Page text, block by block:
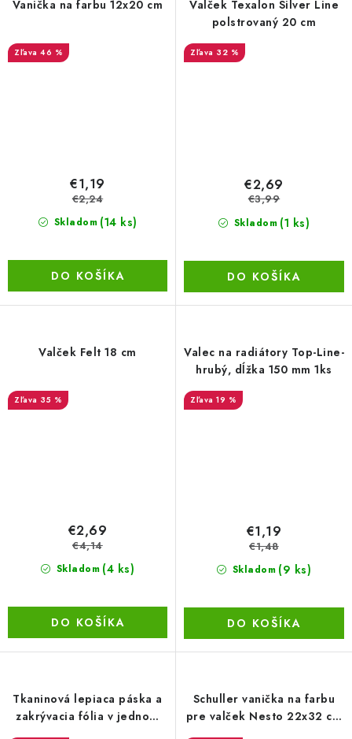
Vanička na farbu 12x20 cm
46 %
Skladom (14 ks)
€1,19
€2,24
DO KOŠÍKA
Valček Texalon Silver Line
polstrovaný 20 cm
32 %
Skladom (1 ks)
€2,69
€3,99
DO KOŠÍKA
Valček Felt 18 cm
35 %
Skladom (4 ks)
€2,69
€4,14
DO KOŠÍKA
Valec na radiátory Top-Line-
hrubý, dĺžka 150 mm 1ks
19 %
Skladom (9 ks)
€1,19
€1,48
DO KOŠÍKA
Tkaninová lepiaca páska a
zakrývacia fólia v jednom
Schuller vanička na farbu
pre valček Nesto 22x32 cm